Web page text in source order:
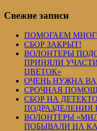
Свежие записи
ПОМОГАЕМ
СБОР ЗАКРЫТ!
ВОЛОНТЕРЫ
ПРИНЯЛИ
ЦВЕТОК»
ОЧЕНЬ НУЖНА
СРОЧНАЯ
СБОР НА
ВОЛОНТЕРЫ
ПОБЫВАЛИ НА